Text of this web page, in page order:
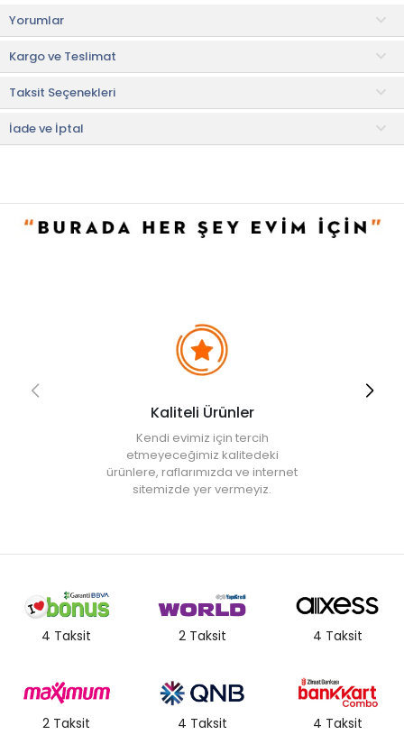
Modern ve zarif bir tasarıma sahiptir. İnce camları, zarif bir
şeffaflık sunar ve her türlü içeceğinizi güzel bir şekilde sergiler.
Ayrıca sofra düzeninize zarif bir dokunuş ekler.
Ürün İçeriği
• Bardak: 4 adet
Yorumlar
Kargo ve Teslimat
Taksit Seçenekleri
İade ve İptal
Kaliteli Ürünler
Kendi evimiz için tercih
etmeyeceğimiz kalitedeki
ürünlere, raflarımızda ve internet
sitemizde yer vermeyiz.
4 Taksit 2 Taksit 4 Taksit
2 Taksit 4 Taksit 4 Taksit